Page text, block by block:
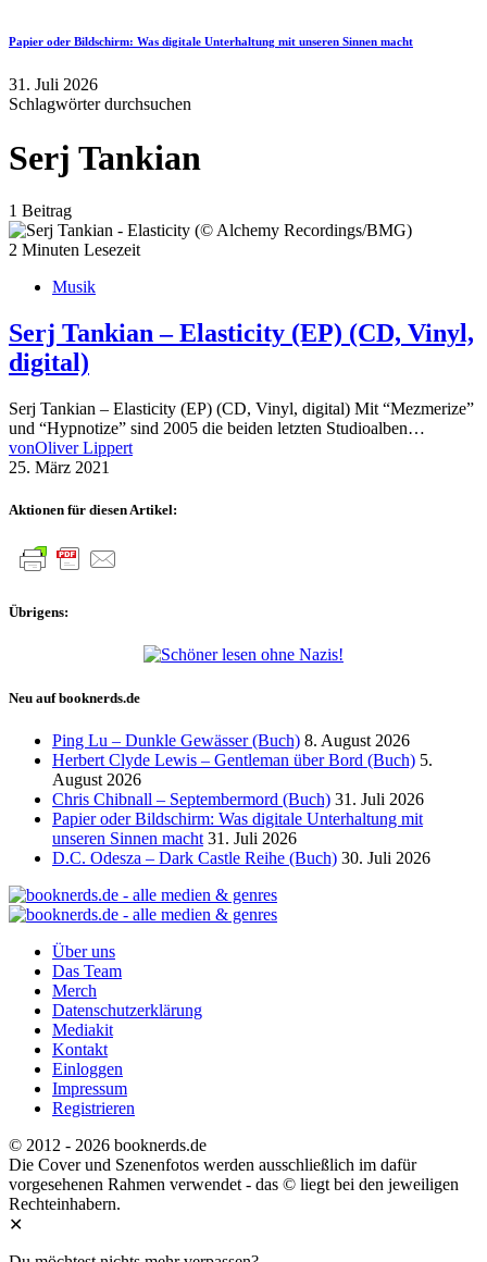
Papier oder Bildschirm: Was digitale Unterhaltung mit unseren Sinnen macht
31. Juli 2026
Schlagwörter durchsuchen
Serj Tankian
1 Beitrag
2 Minuten Lesezeit
Musik
Serj Tankian – Elasticity (EP) (CD, Vinyl,
digital)
Serj Tankian – Elasticity (EP) (CD, Vinyl, digital) Mit “Mezmerize”
und “Hypnotize” sind 2005 die beiden letzten Studioalben…
vonOliver Lippert
25. März 2021
Aktionen für diesen Artikel:
Übrigens:
Neu auf booknerds.de
Ping Lu – Dunkle Gewässer (Buch) 8. August 2026
Herbert Clyde Lewis – Gentleman über Bord (Buch) 5.
August 2026
Chris Chibnall – Septembermord (Buch) 31. Juli 2026
Papier oder Bildschirm: Was digitale Unterhaltung mit
unseren Sinnen macht 31. Juli 2026
D.C. Odesza – Dark Castle Reihe (Buch) 30. Juli 2026
Über uns
Das Team
Merch
Datenschutzerklärung
Mediakit
Kontakt
Einloggen
Impressum
Registrieren
© 2012 - 2026 booknerds.de
Die Cover und Szenenfotos werden ausschließlich im dafür
vorgesehenen Rahmen verwendet - das © liegt bei den jeweiligen
Rechteinhabern.
✕